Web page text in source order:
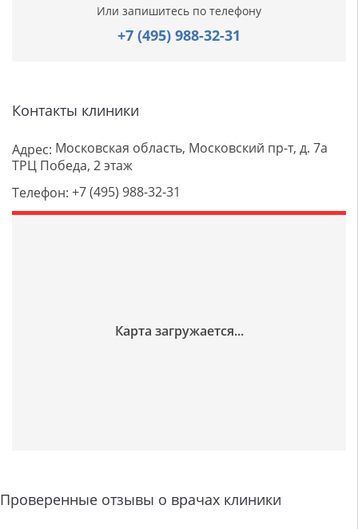
Или запишитесь по телефону
+7 (495) 988-32-31
Контакты клиники
Адрес: Московская область, Московский пр-т, д. 7а
ТРЦ Победа, 2 этаж
Телефон: +7 (495) 988-32-31
Проверенные отзывы о врачах клиники